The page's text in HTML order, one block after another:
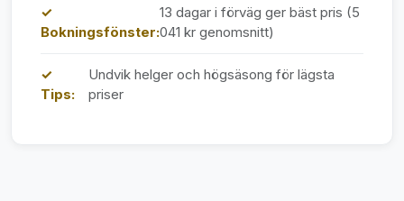
✓
Bokningsfönster:
13 dagar i förväg ger bäst pris (5
041 kr genomsnitt)
✓
Tips:
Undvik helger och högsäsong för lägsta
priser